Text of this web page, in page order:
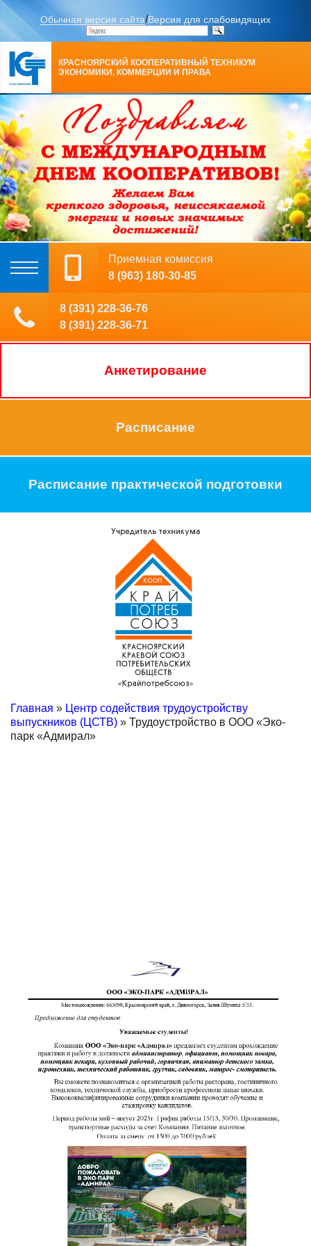
Обычная версия сайта/Версия для слабовидящих
КРАСНОЯРСКИЙ КООПЕРАТИВНЫЙ ТЕХНИКУМ
ЭКОНОМИКИ, КОММЕРЦИИ И ПРАВА
Приемная комиссия
8 (963) 180-30-85
8 (391) 228-36-76
8 (391) 228-36-71
Анкетирование
Расписание
Расписание практической подготовки
Главная » Центр содействия трудоустройству
выпускников (ЦСТВ) » Трудоустройство в ООО «Эко-
парк «Адмирал»